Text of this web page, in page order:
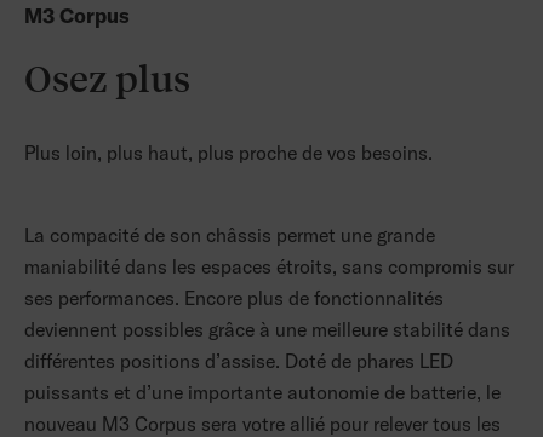
M3 Corpus
Osez plus
Plus loin, plus haut, plus proche de vos besoins.
La compacité de son châssis permet une grande
maniabilité dans les espaces étroits, sans compromis sur
ses performances. Encore plus de fonctionnalités
deviennent possibles grâce à une meilleure stabilité dans
différentes positions d’assise. Doté de phares LED
puissants et d’une importante autonomie de batterie, le
nouveau M3 Corpus sera votre allié pour relever tous les